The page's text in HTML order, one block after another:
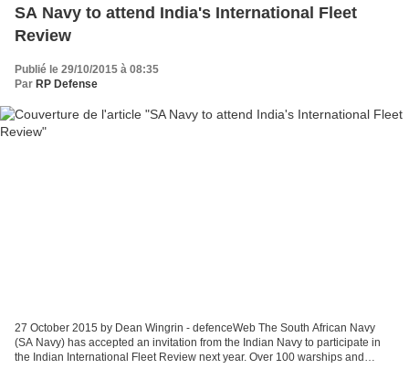
SA Navy to attend India's International Fleet
Review
Publié le 29/10/2015 à 08:35
Par RP Defense
27 October 2015 by Dean Wingrin - defenceWeb The South African Navy
(SA Navy) has accepted an invitation from the Indian Navy to participate in
the Indian International Fleet Review next year. Over 100 warships and